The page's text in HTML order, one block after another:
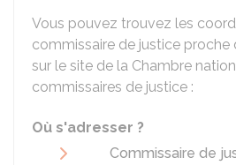
Vous pouvez trouvez les
commissaire de justice
sur le site de la Chambre
commissaires de justice :
Où s'adresser ?
Commissaire de